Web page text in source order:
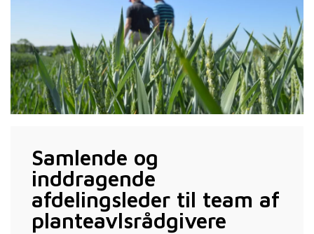
Samlende og
inddragende
afdelingsleder til team af
planteavlsrådgivere